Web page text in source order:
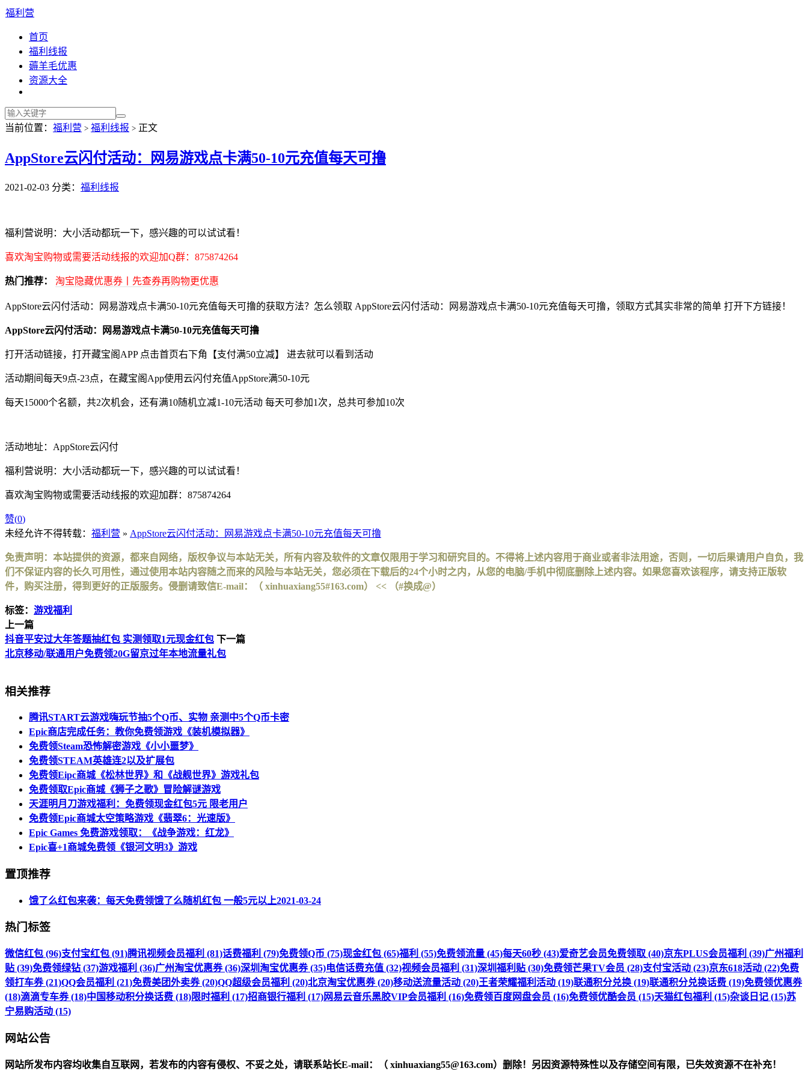
福利营
首页
福利线报
薅羊毛优惠
资源大全
当前位置： 福利营 > 福利线报 > 正文
AppStore云闪付活动：网易游戏点卡满50-10元充值每天可撸
2021-02-03 分类： 福利线报
福利营说明：大小活动都玩一下，感兴趣的可以试试看！
喜欢淘宝购物或需要活动线报的欢迎加Q群：875874264
热门推荐： 淘宝隐藏优惠券丨先查券再购物更优惠
AppStore云闪付活动：网易游戏点卡满50-10元充值每天可撸的获取方法？怎么领取 AppStore云闪付活动：网易游戏点卡满50-10元充值每天可撸，领取方式其实非常的简单 打开下方链接！
AppStore云闪付活动：网易游戏点卡满50-10元充值每天可撸
打开活动链接，打开藏宝阁APP 点击首页右下角【支付满50立减】 进去就可以看到活动
活动期间每天9点-23点，在藏宝阁App使用云闪付充值AppStore满50-10元
每天15000个名额，共2次机会，还有满10随机立减1-10元活动 每天可参加1次，总共可参加10次
活动地址：AppStore云闪付
福利营说明：大小活动都玩一下，感兴趣的可以试试看！
喜欢淘宝购物或需要活动线报的欢迎加群：875874264
赞(0)
未经允许不得转载： 福利营 » AppStore云闪付活动：网易游戏点卡满50-10元充值每天可撸
免责声明：本站提供的资源，都来自网络，版权争议与本站无关，所有内容及软件的文章仅限用于学习和研究目的。不得将上述内容用于商业或者非法用途，否则，一切后果请用户自负，我
们不保证内容的长久可用性，通过使用本站内容随之而来的风险与本站无关，您必须在下载后的24个小时之内，从您的电脑/手机中彻底删除上述内容。如果您喜欢该程序，请支持正版软
件，购买注册，得到更好的正版服务。侵删请致信E-mail：（ xinhuaxiang55#163.com） << （#换成@）
标签： 游戏福利
上一篇
抖音平安过大年答题抽红包 实测领取1元现金红包 下一篇
北京移动/联通用户免费领20G留京过年本地流量礼包
相关推荐
腾讯START云游戏嗨玩节抽5个Q币、实物 亲测中5个Q币卡密
Epic商店完成任务：教你免费领游戏《装机模拟器》
免费领Steam恐怖解密游戏《小小噩梦》
免费领STEAM英雄连2以及扩展包
免费领Eipc商城《松林世界》和《战舰世界》游戏礼包
免费领取Epic商城《狮子之歌》冒险解谜游戏
天涯明月刀游戏福利：免费领现金红包5元 限老用户
免费领Epic商城太空策略游戏《翡翠6：光速版》
Epic Games 免费游戏领取：《战争游戏：红龙》
Epic喜+1商城免费领《银河文明3》游戏
置顶推荐
饿了么红包来袭：每天免费领饿了么随机红包 一般5元以上2021-03-24
热门标签
微信红包 (96)支付宝红包 (91)腾讯视频会员福利 (81)话费福利 (79)免费领Q币 (75)现金红包 (65)福利 (55)免费领流量 (45)每天60秒 (43)爱奇艺会员免费领取 (40)京东PLUS会员福利 (39)广州福利
贴 (39)免费领绿钻 (37)游戏福利 (36)广州淘宝优惠券 (36)深圳淘宝优惠券 (35)电信话费充值 (32)视频会员福利 (31)深圳福利贴 (30)免费领芒果TV会员 (28)支付宝活动 (23)京东618活动 (22)免费
领打车券 (21)QQ会员福利 (21)免费美团外卖券 (20)QQ超级会员福利 (20)北京淘宝优惠券 (20)移动送流量活动 (20)王者荣耀福利活动 (19)联通积分兑换 (19)联通积分兑换话费 (19)免费领优惠券
(18)滴滴专车券 (18)中国移动积分换话费 (18)限时福利 (17)招商银行福利 (17)网易云音乐黑胶VIP会员福利 (16)免费领百度网盘会员 (16)免费领优酷会员 (15)天猫红包福利 (15)杂谈日记 (15)苏
宁易购活动 (15)
网站公告
网站所发布内容均收集自互联网，若发布的内容有侵权、不妥之处，请联系站长E-mail：（ xinhuaxiang55@163.com）删除！另因资源特殊性以及存储空间有限，已失效资源不在补充！